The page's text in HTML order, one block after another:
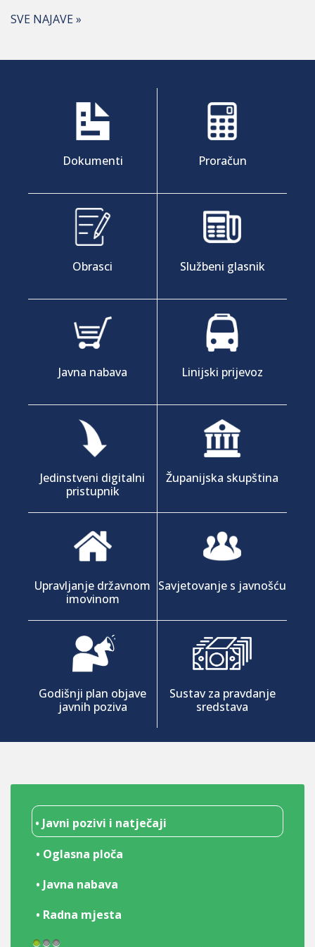
SVE NAJAVE »
Dokumenti Proračun
Obrasci Službeni glasnik
Javna nabava Linijski prijevoz
Jedinstveni digitalni
pristupnik
Županijska skupština
Upravljanje državnom
imovinom
Savjetovanje s javnošću
Godišnji plan objave
javnih poziva
Sustav za pravdanje
sredstava
• Javni pozivi i natječaji
• Oglasna ploča
• Javna nabava
• Radna mjesta